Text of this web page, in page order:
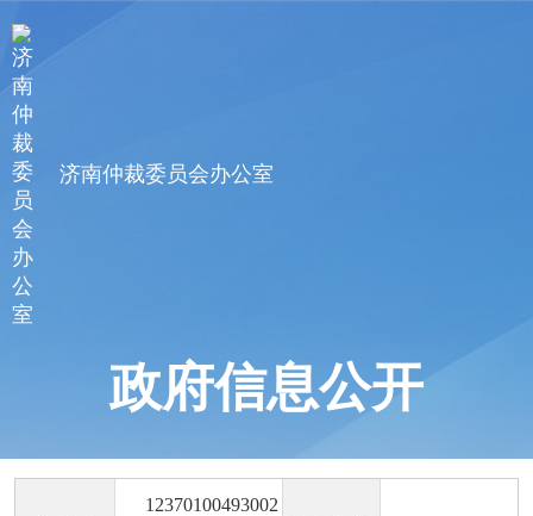
济南仲裁委员会办公室
政府信息公开
12370100493002